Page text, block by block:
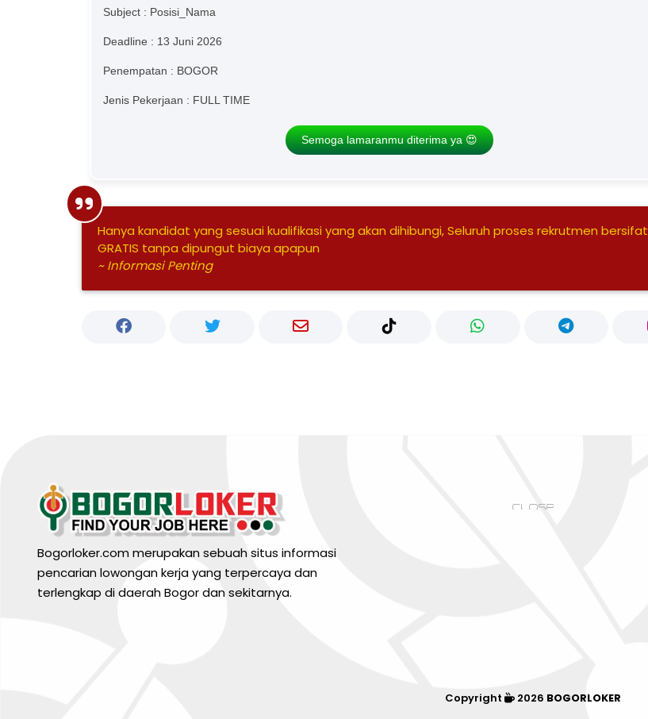
Subject : Posisi_Nama
Deadline : 13 Juni 2026
Penempatan : BOGOR
Jenis Pekerjaan : FULL TIME
Semoga lamaranmu diterima ya 😍
Hanya kandidat yang sesuai kualifikasi yang akan dihibungi, Seluruh proses rekrutmen bersifat
GRATIS tanpa dipungut biaya apapun
~ Informasi Penting
Bogorloker.com merupakan sebuah situs informasi
pencarian lowongan kerja yang terpercaya dan
terlengkap di daerah Bogor dan sekitarnya.
Copyright 2026 BOGORLOKER